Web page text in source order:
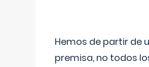
Hemos de partir de
premisa, no todos